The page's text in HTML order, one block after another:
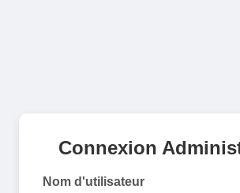
Connexion
Nom d'utilisateur